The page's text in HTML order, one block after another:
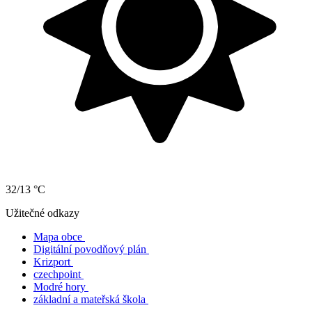
32/13 °C
Užitečné odkazy
Mapa obce
Digitální povodňový plán
Krizport
czechpoint
Modré hory
základní a mateřská škola